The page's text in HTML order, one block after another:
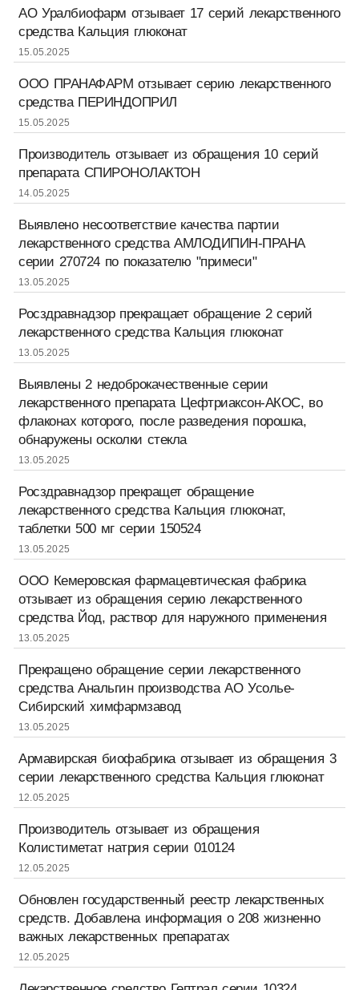
АО Уралбиофарм отзывает 17 серий лекарственного
средства Кальция глюконат
15.05.2025
ООО ПРАНАФАРМ отзывает серию лекарственного
средства ПЕРИНДОПРИЛ
15.05.2025
Производитель отзывает из обращения 10 серий
препарата СПИРОНОЛАКТОН
14.05.2025
Выявлено несоответствие качества партии
лекарственного средства АМЛОДИПИН-ПРАНА
серии 270724 по показателю "примеси"
13.05.2025
Росздравнадзор прекращает обращение 2 серий
лекарственного средства Кальция глюконат
13.05.2025
Выявлены 2 недоброкачественные серии
лекарственного препарата Цефтриаксон-АКОС, во
флаконах которого, после разведения порошка,
обнаружены осколки стекла
13.05.2025
Росздравнадзор прекращет обращение
лекарственного средства Кальция глюконат,
таблетки 500 мг серии 150524
13.05.2025
ООО Кемеровская фармацевтическая фабрика
отзывает из обращения серию лекарственного
средства Йод, раствор для наружного применения
13.05.2025
Прекращено обращение серии лекарственного
средства Анальгин производства АО Усолье-
Сибирский химфармзавод
13.05.2025
Армавирская биофабрика отзывает из обращения 3
серии лекарственного средства Кальция глюконат
12.05.2025
Производитель отзывает из обращения
Колистиметат натрия серии 010124
12.05.2025
Обновлен государственный реестр лекарственных
средств. Добавлена информация о 208 жизненно
важных лекарственных препаратах
12.05.2025